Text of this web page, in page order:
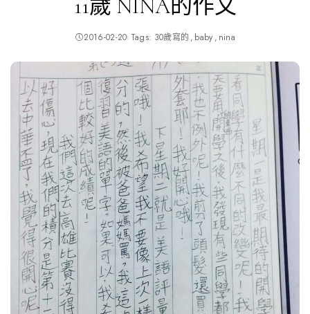
11歲 NINA的作文
2016-02-20 Tags: 30歲寫的 baby nina